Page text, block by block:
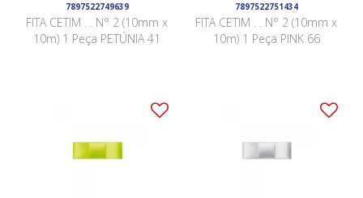
7897522749639
FITA CETIM . . N° 2 (10mm x
10m) 1 Peça PETÚNIA 41
7897522751434
FITA CETIM . . N° 2 (10mm x
10m) 1 Peça PINK 66